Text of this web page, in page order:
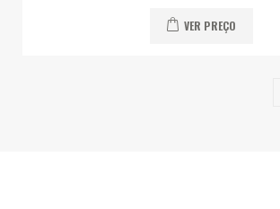
VER PREÇO